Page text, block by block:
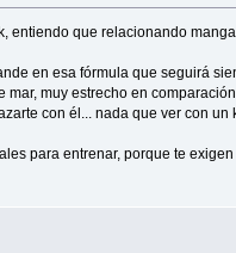
que relacionando
en esa fórmula que seguirá
muy estrecho en
con él... nada que ver con un
para entrenar, porque te